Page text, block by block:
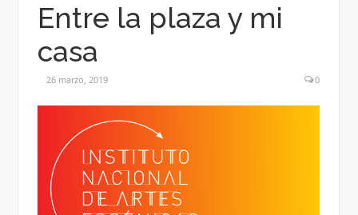
Entre la plaza y mi
casa
26 marzo, 2019 0